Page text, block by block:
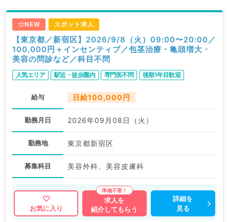
NEW スポット求人
【東京都／新宿区】2026/9/8（火）09:00〜20:00／
100,000円＋インセンティブ／包茎治療・亀頭増大・
美容の問診など／科目不問
人気エリア 駅近・徒歩圏内 専門医不問 後期1年目歓迎
給与 日給100,000円
勤務月日 2026年09月08日（火）
勤務地 東京都新宿区
募集科目 美容外科、美容皮膚科
お気に入り
求人を
紹介してもらう
詳細を
見る